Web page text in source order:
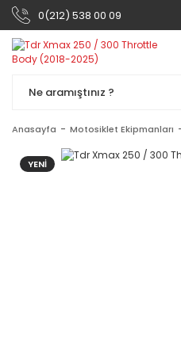
0(212) 538 00 09
Anasayfa Motosiklet Ekipmanları
YENİ